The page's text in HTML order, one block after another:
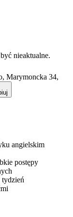
nieaktualne.
Marymoncka 34,
angielskim
postępy
tydzień